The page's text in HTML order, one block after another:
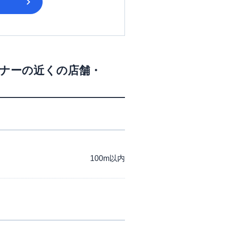
ーの近くの店舗・
100m以内